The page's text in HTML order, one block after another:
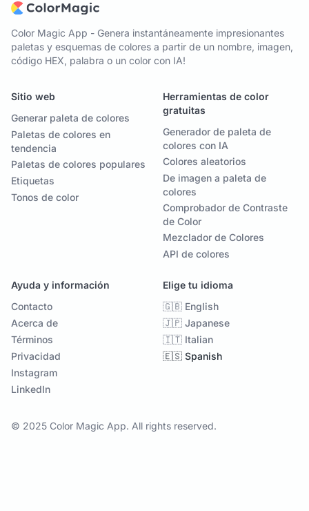
Color Magic App - Genera instantáneamente impresionantes
paletas y esquemas de colores a partir de un nombre, imagen,
código HEX, palabra o un color con IA!
Sitio web
Generar paleta de colores
Paletas de colores en
tendencia
Paletas de colores populares
Etiquetas
Tonos de color
Herramientas de color
gratuitas
Generador de paleta de
colores con IA
Colores aleatorios
De imagen a paleta de
colores
Comprobador de Contraste
de Color
Mezclador de Colores
API de colores
Ayuda y información
Contacto
Acerca de
Términos
Privacidad
Instagram
LinkedIn
Elige tu idioma
🇬🇧 English
🇯🇵 Japanese
🇮🇹 Italian
🇪🇸 Spanish
© 2025 Color Magic App. All rights reserved.